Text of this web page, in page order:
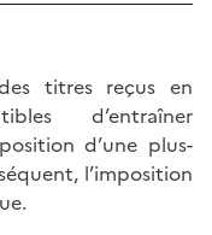
titres reçus en
d’entraîner
d’une plus-
l’imposition